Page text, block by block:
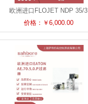
欧洲进口FLOJET NDP 35/3
-230-1-50-P 磁力泵
价格：￥6,000.00